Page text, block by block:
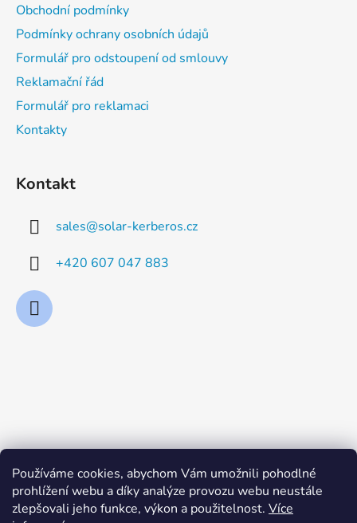
Používáme cookies, abychom Vám umožnili pohodlné
prohlížení webu a díky analýze provozu webu neustále
zlepšovali jeho funkce, výkon a použitelnost. Více
Obchodní podmínky
Podmínky ochrany osobních údajů
Formulář pro odstoupení od smlouvy
Reklamační řád
Formulář pro reklamaci
Kontakty
Kontakt
sales@solar-kerberos.cz
+420 607 047 883